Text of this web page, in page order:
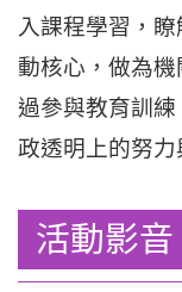
入課程學習，
動核心，做為
過參與教育訓
政透明上的努力
活動影音